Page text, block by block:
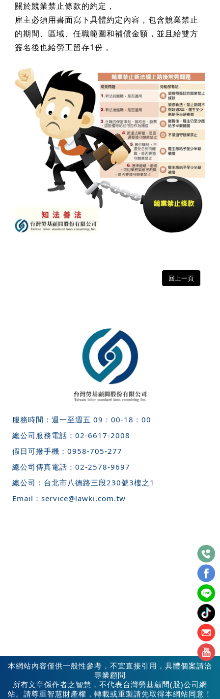
關於競業禁止條款的約定，
雇主必須用書面寫下具體約定內容，包含競業禁止
的期間、區域、任職範圍和補償金額，並且給雙方
簽名後也給勞工留存1份 。
回上一頁
服務時間：週一至週五 09：00-18：00
總公司服務電話： 02-6617-2008
假日可撥手機： 0958-705-277
總公司傳真電話： 02-2578-9697
總公司： 台北市八德路三段230號3樓之1
Email： service@lawki.com.tw
本網站內容僅供一般性參考，不宜直接引用，具體個案請洽
專業顧問
所有文章係作者之智慧，不代表台灣勞基顧問(股)公司網
站。請尊重智慧財產權，轉載或重製請先取得本網站同意！